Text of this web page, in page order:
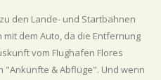
den Lande- und Startbahnen
dem Auto, da die Entfernung
vom Flughafen Flores
"Ankünfte & Abflüge". Und wenn